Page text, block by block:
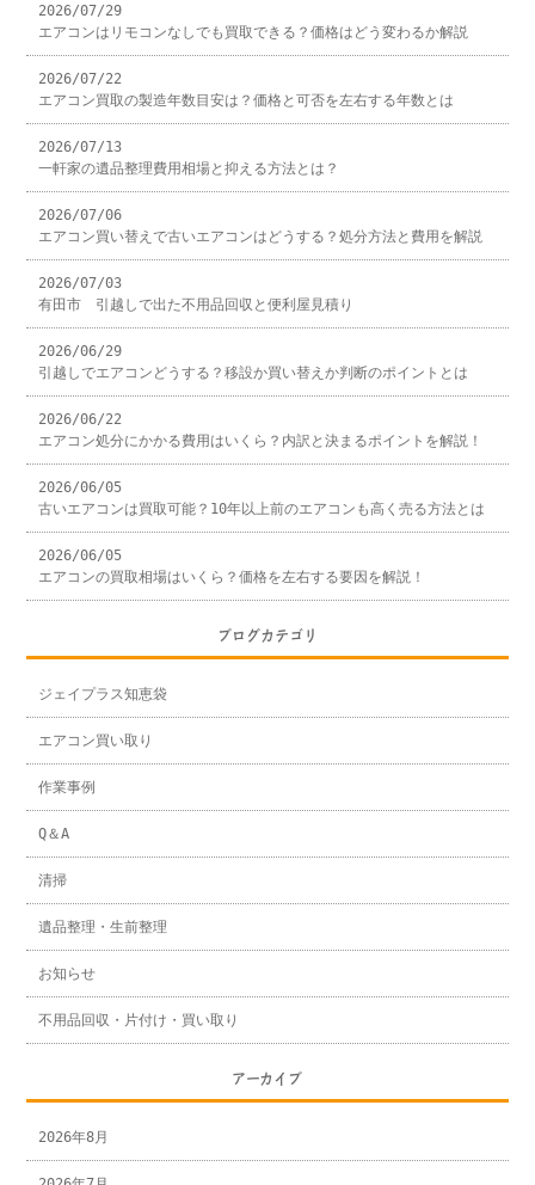
2026/07/29
エアコンはリモコンなしでも買取できる？価格はどう変わるか解説
2026/07/22
エアコン買取の製造年数目安は？価格と可否を左右する年数とは
2026/07/13
一軒家の遺品整理費用相場と抑える方法とは？
2026/07/06
エアコン買い替えで古いエアコンはどうする？処分方法と費用を解説
2026/07/03
有田市 引越しで出た不用品回収と便利屋見積り
2026/06/29
引越しでエアコンどうする？移設か買い替えか判断のポイントとは
2026/06/22
エアコン処分にかかる費用はいくら？内訳と決まるポイントを解説！
2026/06/05
古いエアコンは買取可能？10年以上前のエアコンも高く売る方法とは
2026/06/05
エアコンの買取相場はいくら？価格を左右する要因を解説！
ブログカテゴリ
ジェイプラス知恵袋
エアコン買い取り
作業事例
Q＆A
清掃
遺品整理・生前整理
お知らせ
不用品回収・片付け・買い取り
アーカイブ
2026年8月